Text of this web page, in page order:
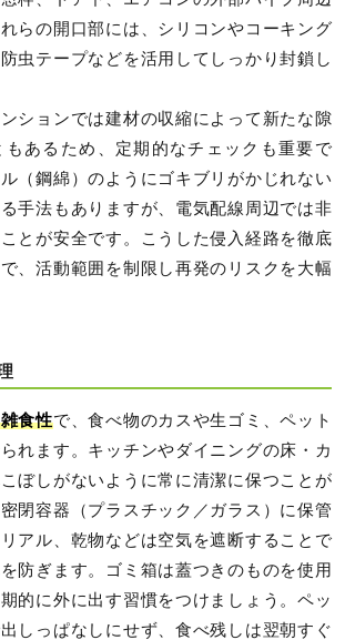
らの開口部には、シリコンやコーキング
虫テープなどを活用してしっかり封鎖し
ションでは建材の収縮によって新たな隙
もあるため、定期的なチェックも重要で
（鋼綿）のようにゴキブリがかじれない
手法もありますが、電気配線周辺では非
とが安全です。こうした侵入経路を徹底
、活動範囲を制限し再発のリスクを大幅
食性で、食べ物のカスや生ゴミ、ペット
れます。キッチンやダイニングの床・カ
ぼしがないように常に清潔に保つことが
閉容器（プラスチック／ガラス）に保管
アル、乾物などは空気を遮断することで
防ぎます。ゴミ箱は蓋つきのものを使用
的に外に出す習慣をつけましょう。ペッ
しっぱなしにせず、食べ残しは翌朝すぐ